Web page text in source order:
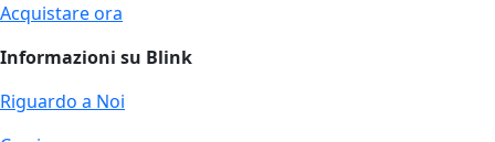
Acquistare ora
Informazioni su Blink
Riguardo a Noi